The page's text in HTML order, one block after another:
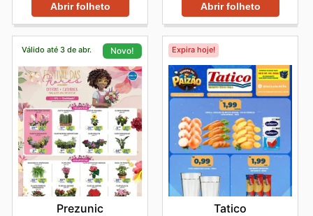
Abrir folheto Abrir folheto
Válido até 3 de abr. Novo!
Prezunic
Expira hoje!
Tatico